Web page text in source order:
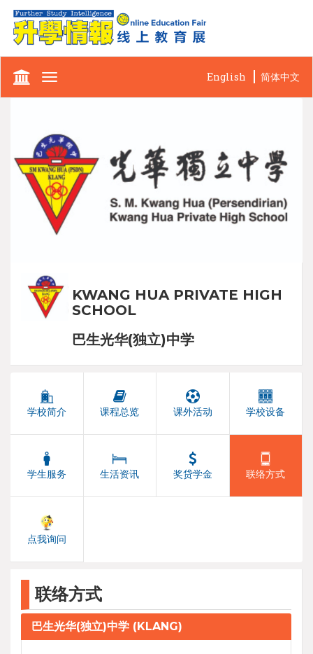
Toggle
English 简体中文
KWANG HUA PRIVATE HIGH
SCHOOL
巴生光华(独立)中学
学校简介 课程总览 课外活动 学校设备
学生服务 生活资讯 奖贷学金 联络方式
点我询问
联络方式
巴生光华(独立)中学 (KLANG)